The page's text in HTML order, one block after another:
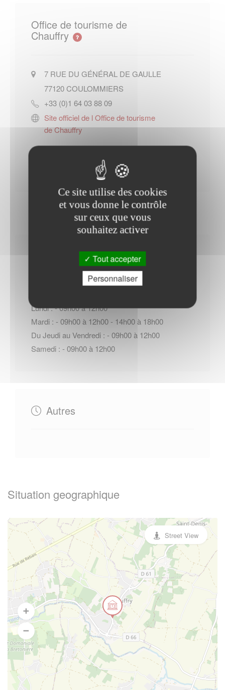
Office de tourisme de
Chauffry
7 RUE DU GÉNÉRAL DE GAULLE
77120COULOMMIERS
+33 (0)1 64 03 88 09
Site officiel de l Office de tourisme
de Chauffry
Contacter l'office de tourisme
Horaires Mairie
Lundi : - 09h00 à 12h00
Mardi : - 09h00 à 12h00 - 14h00 à 18h00
Du Jeudi au Vendredi : - 09h00 à 12h00
Samedi : - 09h00 à 12h00
Autres
Situation geographique
Street View
Ce site utilise des cookies
et vous donne le contrôle
sur ceux que vous
souhaitez activer
Tout accepter
Personnaliser